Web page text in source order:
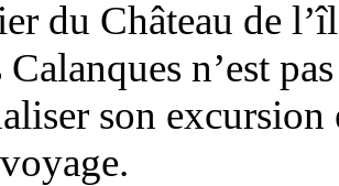
du Château de
Calanques n’est
son